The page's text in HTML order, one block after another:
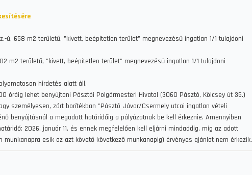
ú, 658 m2 területű, "kivett, beépítetlen terület" megnevezésű ingatlan 1/1 tulajdoni
m2 területű, "kivett, beépítetlen terület" megnevezésű ingatlan 1/1 tulajdoni
hirdetés alatt áll.
óráig lehet benyújtani Pásztói Polgármesteri Hivatal (3060 Pásztó, Kölcsey út 35.)
személyesen, zárt borítékban "Pásztó Jávor/Csermely utcai ingatlan vételi
benyújtásnál a megadott határidőig a pályázatnak be kell érkeznie. Amennyiben
2026. január 11. és ennek megfelelően kell eljárni mindaddig, míg az adott
esik az azt követő következő munkanapig) érvényes ajánlat nem érkezik.